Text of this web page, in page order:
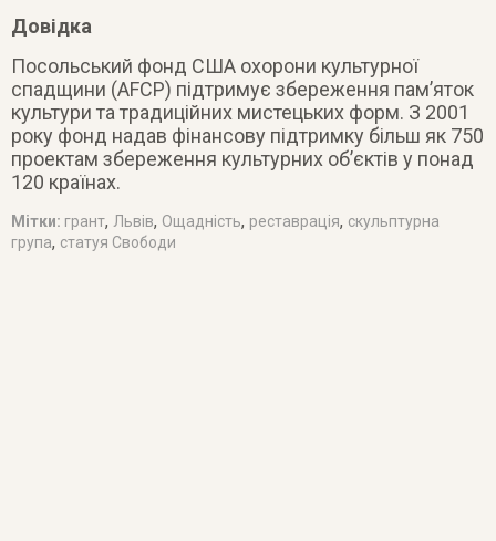
Довідка
Посольський фонд США охорони культурної
спадщини (AFCP) підтримує збереження пам’яток
культури та традиційних мистецьких форм. З 2001
року фонд надав фінансову підтримку більш як 750
проектам збереження культурних об’єктів у понад
120 країнах.
Мітки: грант, Львів, Ощадність, реставрація, скульптурна
група, статуя Свободи